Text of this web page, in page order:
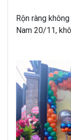
Rộn ràng
Nam 20/11,